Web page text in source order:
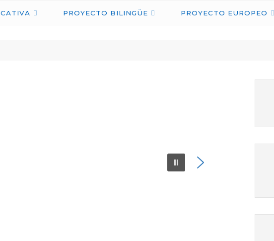
IES
PROYECTO BILINGÜE PROYECTO EUROPEO